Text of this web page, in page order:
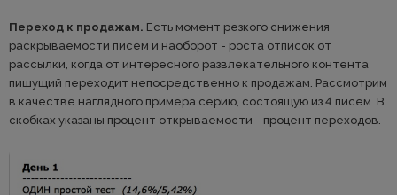
Переход к продажам. Есть момент резкого снижения
раскрываемости писем и наоборот - роста отписок от
рассылки, когда от интересного развлекательного контента
пишущий переходит непосредственно к продажам. Рассмотрим
в качестве наглядного примера серию, состоящую из 4 писем. В
скобках указаны процент открываемости - процент переходов.